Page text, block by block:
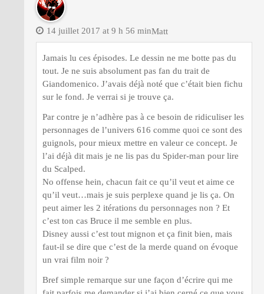
Matt
14 juillet 2017 at 9 h 56 min
Jamais lu ces épisodes. Le dessin ne me botte pas du
tout. Je ne suis absolument pas fan du trait de
Giandomenico. J’avais déjà noté que c’était bien fichu
sur le fond. Je verrai si je trouve ça.
Par contre je n’adhère pas à ce besoin de ridiculiser les
personnages de l’univers 616 comme quoi ce sont des
guignols, pour mieux mettre en valeur ce concept. Je
l’ai déjà dit mais je ne lis pas du Spider-man pour lire
du Scalped.
No offense hein, chacun fait ce qu’il veut et aime ce
qu’il veut…mais je suis perplexe quand je lis ça. On
peut aimer les 2 itérations du personnages non ? Et
c’est ton cas Bruce il me semble en plus.
Disney aussi c’est tout mignon et ça finit bien, mais
faut-il se dire que c’est de la merde quand on évoque
un vrai film noir ?
Bref simple remarque sur une façon d’écrire qui me